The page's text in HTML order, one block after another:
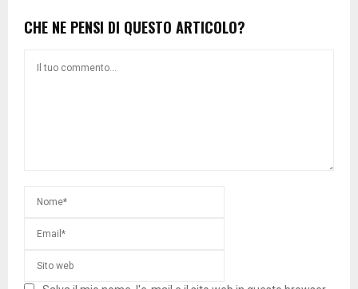
CHE NE PENSI DI QUESTO ARTICOLO?